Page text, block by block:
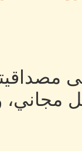
مجاني،